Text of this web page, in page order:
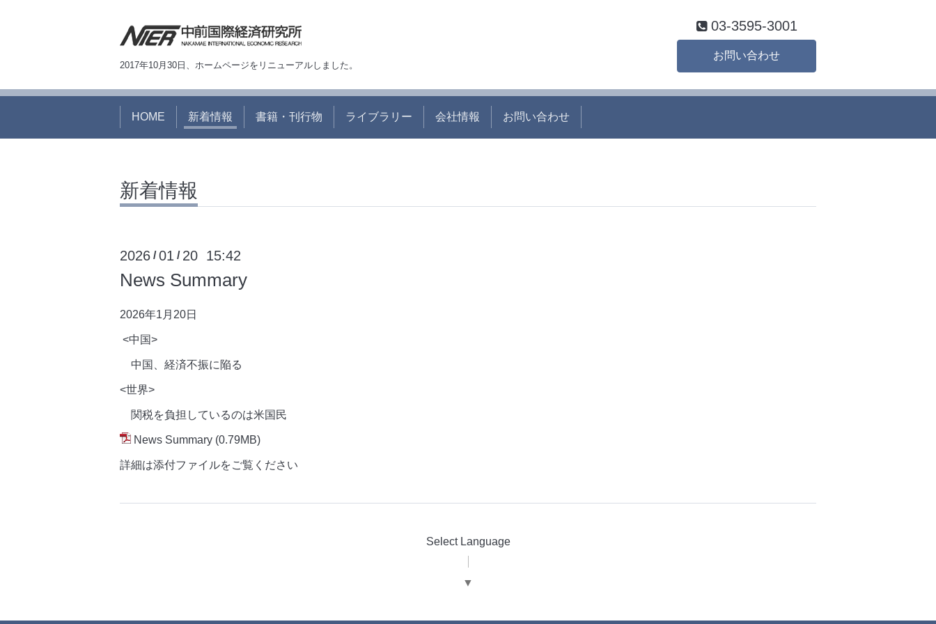
2017年10月30日、ホームページをリニューアルしました。
03-3595-3001
お問い合わせ
HOME 新着情報 書籍・刊行物 ライブラリー 会社情報 お問い合わせ
新着情報
2026 /01 / 20 15:42
News Summary
2026年1月20日
<中国>
中国、経済不振に陥る
<世界>
関税を負担しているのは米国民
News Summary (0.79MB)
詳細は添付ファイルをご覧ください
Select Language
▼